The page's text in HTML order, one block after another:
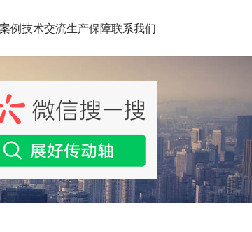
例技术交流生产保障联系我们